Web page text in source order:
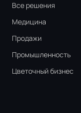
Все решения
Медицина
Продажи
Промышленность
Цветочный бизнес